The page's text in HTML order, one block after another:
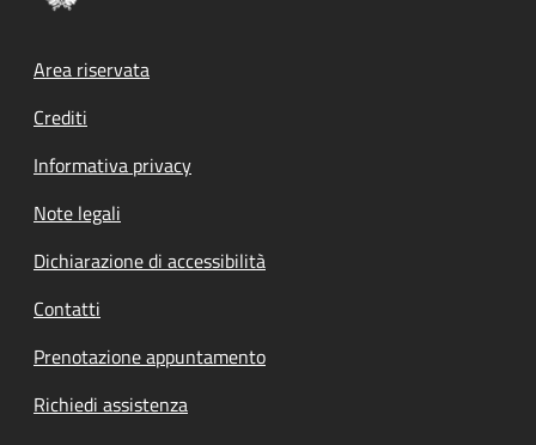
Footer menu
Area riservata
Crediti
Informativa privacy
Note legali
Dichiarazione di accessibilità
Contatti
Prenotazione appuntamento
Richiedi assistenza